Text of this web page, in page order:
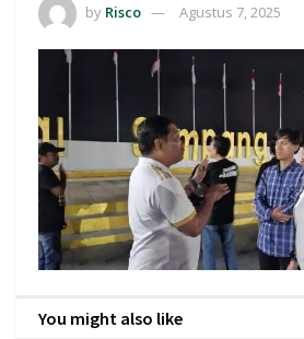
by Risco Agustus 7, 2025
You might also like